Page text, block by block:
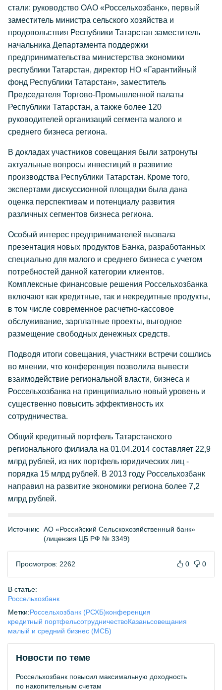
стали: руководство ОАО «Россельхозбанк», первый
заместитель министра сельского хозяйства и
продовольствия Республики Татарстан заместитель
начальника Департамента поддержки
предпринимательства министерства экономики
республики Татарстан, директор НО «Гарантийный
фонд Республики Татарстан», заместитель
Председателя Торгово-Промышленной палаты
Республики Татарстан, а также более 120
руководителей организаций сегмента малого и
среднего бизнеса региона.
В докладах участников совещания были затронуты
актуальные вопросы инвестиций в развитие
производства Республики Татарстан. Кроме того,
экспертами дискуссионной площадки была дана
оценка перспективам и потенциалу развития
различных сегментов бизнеса региона.
Особый интерес предпринимателей вызвала
презентация новых продуктов Банка, разработанных
специально для малого и среднего бизнеса с учетом
потребностей данной категории клиентов.
Комплексные финансовые решения Россельхозбанка
включают как кредитные, так и некредитные продукты,
в том числе современное расчетно-кассовое
обслуживание, зарплатные проекты, выгодное
размещение свободных денежных средств.
Подводя итоги совещания, участники встречи сошлись
во мнении, что конференция позволила вывести
взаимодействие региональной власти, бизнеса и
Россельхозбанка на принципиально новый уровень и
существенно повысить эффективность их
сотрудничества.
Общий кредитный портфель Татарстанского
регионального филиала на 01.04.2014 составляет 22,9
млрд рублей, из них портфель юридических лиц -
порядка 15 млрд рублей. В 2013 году Россельхозбанк
направил на развитие экономики региона более 7,2
млрд рублей.
Источник: АО «Российский Сельскохозяйственный банк»
(лицензия ЦБ РФ № 3349)
Просмотров: 2262 0 0
В статье:
Россельхозбанк
Метки:Россельхозбанк (РСХБ)конференция
кредитный портфельсотрудничествоКазаньсовещания
малый и средний бизнес (МСБ)
Новости по теме
Россельхозбанк повысил максимальную доходность
по накопительным счетам